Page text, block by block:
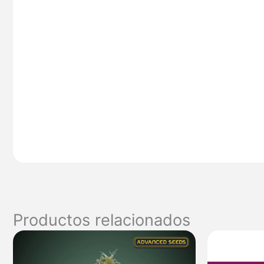
Productos relacionados
Rango
de